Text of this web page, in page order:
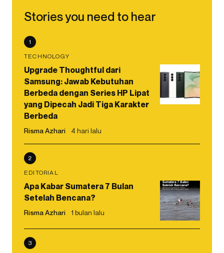
Stories you need to hear
1
TECHNOLOGY
Upgrade Thoughtful dari
Samsung: Jawab Kebutuhan
Berbeda dengan Series HP Lipat
yang Dipecah Jadi Tiga Karakter
Berbeda
Risma Azhari 4 hari lalu
2
EDITORIAL
Apa Kabar Sumatera 7 Bulan
Setelah Bencana?
Risma Azhari 1 bulan lalu
3